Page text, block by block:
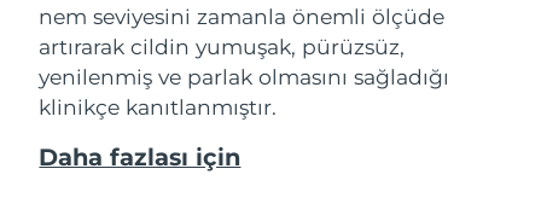
nem seviyesini zamanla önemli ölçüde
artırarak cildin yumuşak, pürüzsüz,
yenilenmiş ve parlak olmasını sağladığı
klinikçe kanıtlanmıştır.
Daha fazlası için